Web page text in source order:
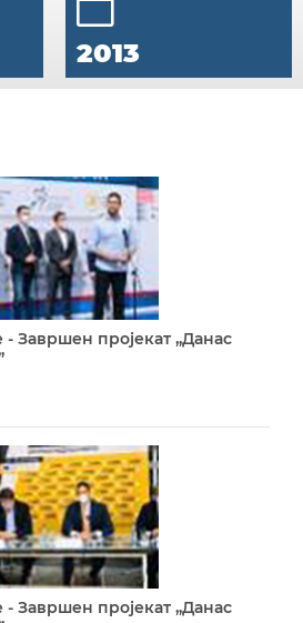
2013
Завршен пројекат „Данас
Завршен пројекат „Данас